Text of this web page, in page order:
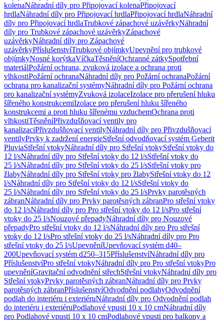
kolenaNáhradní díly pro Připojovací kolenaPřipojovací
hrdlaNáhradní díly pro Připojovací hrdlaPřipojovací hrdlaNáhradní
díly pro Připojovací hrdlaTrubkové zápachové uzávěrkyNáhradní
díly pro Trubkové zápachové uzávěrkyZápachové
uzávěrkyNáhradní díly pro Zápachové
uzávěrkyPříslušenstvíTrubkové objímkyUpevnění pro trubkové
objímkyNosné korýtkaVíčkaTěsněníOchranné zátkySpotřební
materiálPožární ochrana, zvuková izolace a ochrana proti
vlhkostiPožární ochranaNáhradní díly pro Požární ochranaPožární
ochrana pro kanalizační systémyNáhradní díly pro Požární ochrana
pro kanalizační systémyZvuková izolaceIzolace pro přerušení hluku
šířeného konstrukcemiIzolace pro přerušení hluku šířeného
konstrukcemi a proti hluku šířenému vzduchemOchrana proti
vlhkostiTěsněníPřivzdušňovací ventily pro
kanalizaciPřivzdušňovací ventilyNáhradní díly pro Přivzdušňovací
ventilyPrvky k zadržení energieStřešní odvodňovací systém Geberit
PluviaStřešní vtokyNáhradní díly pro Střešní vtokyStřešní vtoky do
12 l/sNáhradní díly pro Střešní vtoky do 12 l/sStřešní vtoky do
25 l/sNáhradní díly pro Střešní vtoky do 25 l/sStřešní vtoky pro
žlabyNáhradní díly pro Střešní vtoky pro žlabyStřešní vtoky do 12
l/sNáhradní díly pro Střešní vtoky do 12 l/sStřešní vtoky do
25 l/sNáhradní díly pro Střešní vtoky do 25 l/sPrvky parotěsných
zábranNáhradní díly pro Prvky parotěsných zábranPro střešní vtoky
do 12 l/sNáhradní díly pro Pro střešní vtoky do 12 l/sPro střešní
vtoky do 25 l/sNouzové přepadyNáhradní díly pro Nouzové
přepadyPro střešní vtoky do 12 l/sNáhradní díly pro Pro střešní
vtoky do 12 l/sPro střešní vtoky do 25 l/sNáhradní díly pro Pro
střešní vtoky do 25 l/sUpevněníUpevňovací systém d40–
200Upevňovací systém d250–315PříslušenstvíNáhradní díly pro
PříslušenstvíPro střešní vtokyNáhradní díly pro Pro střešní vtokyPro
upevněníGravitační odvodnění střechStřešní vtokyNáhradní díly pro
Střešní vtokyPrvky parotěsných zábranNáhradní díly pro Prvky
parotěsných zábranPříslušenstvíOdvodnění podlahyOdvodnění
podlah do interiéru i exteriéruNáhradní díly pro Odvodnění podlah
do interiéru i exteriéruPodlahové vpusti 10 x 10 cmNáhradní díly
pro Podlahové vpusti 10 x 10 cmPodlahové vpusti pro balkony a